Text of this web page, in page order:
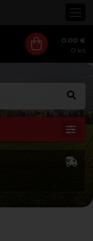
0.00 €
0 ks